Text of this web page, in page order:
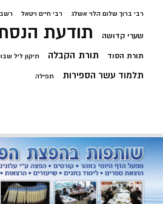
רבי ברוך שלום הלוי אשלג רבי חיים ויטאל
שערי קדושה תודעת
תורת הסוד תורת הקבלה תיקון ליל
תלמוד עשר הספירות תפילה